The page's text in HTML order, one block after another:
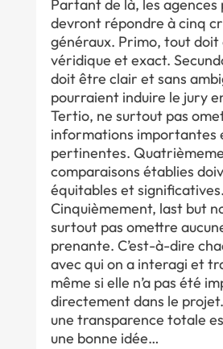
Partant de là, les
devront répondre à cinq
généraux. Primo, tout doit
véridique et exact.
doit être clair et sans
pourraient induire le jury
Tertio, ne surtout pas
informations importantes
pertinentes.
comparaisons établies
équitables et significatives.
Cinquièmement, last but
surtout pas omettre
prenante. C’est-à-dire
avec qui on a interagi et
même si elle n’a pas été
directement dans le
une transparence totale
une bonne idée…